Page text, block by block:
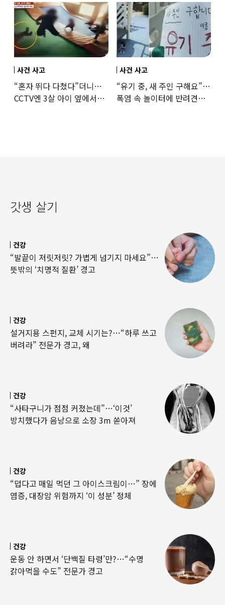
사건 사고
“혼자 뛰다 다쳤다”더니…
CCTV엔 3살 아이 옆에서
사건 사고
“유기 중, 새 주인 구해요”…
폭염 속 놀이터에 반려견
갓생 살기
건강
“발끝이 저릿저릿? 가볍게 넘기지 마세요”…
뜻밖의 ‘치명적 질환’ 경고
건강
설거지용 스펀지, 교체 시기는?…“하루 쓰고
버려라” 전문가 경고, 왜
건강
“사타구니가 점점 커졌는데”…‘이것’
방치했다가 음낭으로 소장 3m 쏟아져
건강
“덥다고 매일 먹던 그 아이스크림이…” 장에
염증, 대장암 위험까지 ‘이 성분’ 정체
건강
운동 안 하면서 ‘단백질 타령’만?…“수명
갉아먹을 수도” 전문가 경고